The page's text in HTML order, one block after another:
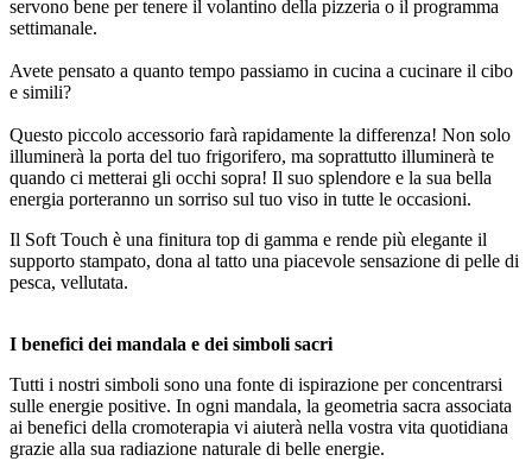
servono bene per tenere il volantino della pizzeria o il programma
settimanale.
Avete pensato a quanto tempo passiamo in cucina a cucinare il cibo
e simili?
Questo piccolo accessorio farà rapidamente la differenza! Non solo
illuminerà la porta del tuo frigorifero, ma soprattutto illuminerà te
quando ci metterai gli occhi sopra! Il suo splendore e la sua bella
energia porteranno un sorriso sul tuo viso in tutte le occasioni.
Il Soft Touch è una finitura top di gamma e rende più elegante il
supporto stampato, dona al tatto una piacevole sensazione di pelle di
pesca, vellutata.
I benefici dei mandala e dei simboli sacri
Tutti i nostri simboli sono una fonte di ispirazione per concentrarsi
sulle energie positive. In ogni mandala, la geometria sacra associata
ai benefici della cromoterapia vi aiuterà nella vostra vita quotidiana
grazie alla sua radiazione naturale di belle energie.